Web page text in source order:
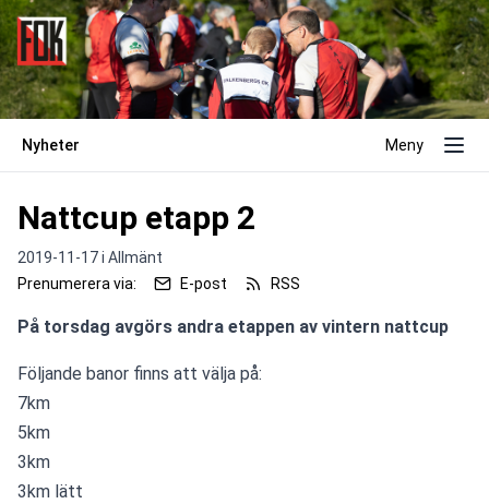
Nyheter Meny
Nattcup etapp 2
2019-11-17 i Allmänt
Prenumerera via:
E-post RSS
På torsdag avgörs andra etappen av vintern nattcup
Följande banor finns att välja på:
7km
5km
3km
3km lätt